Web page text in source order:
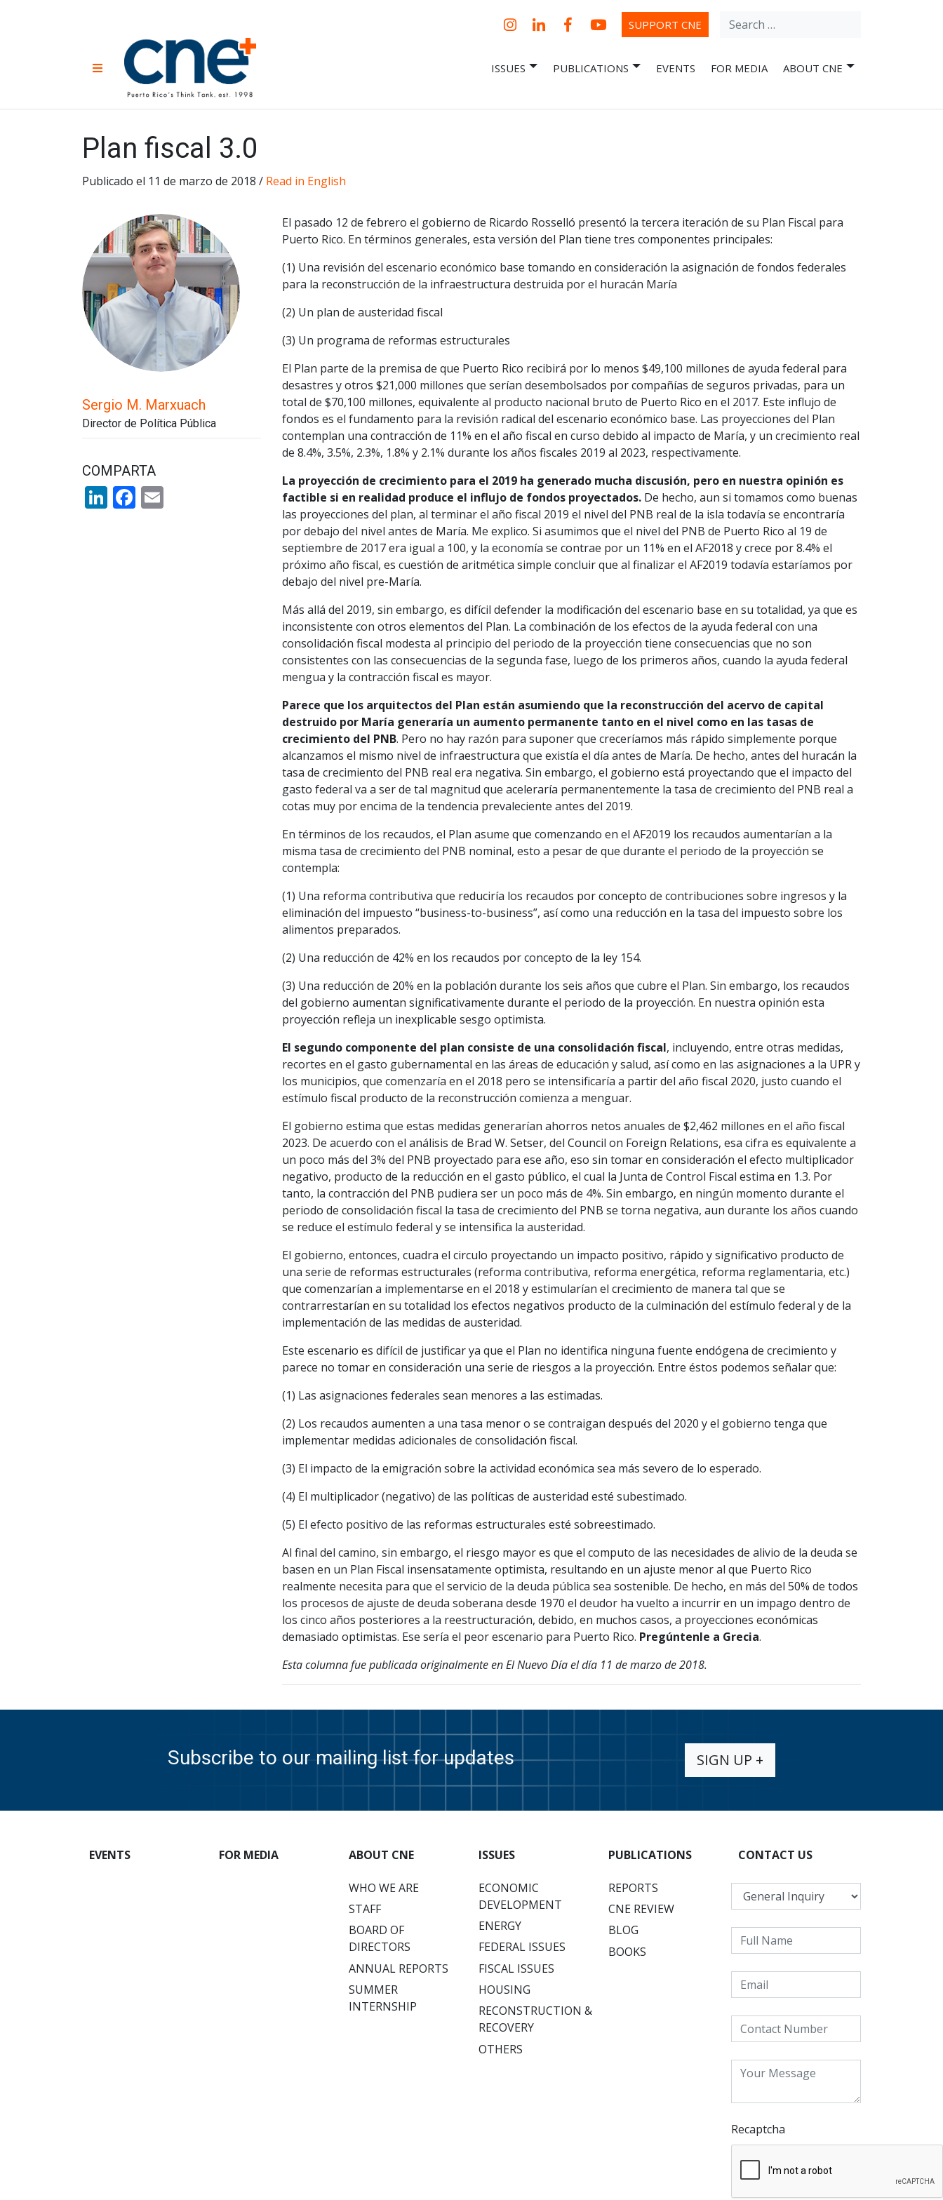
Instagram
LinkedInFacebookYouTubeSUPPORT CNE
Search
Una Nueva
ISSUES PUBLICATIONS EVENTS FOR MEDIA ABOUT CNE
Plan fiscal 3.0
Publicado el 11 de marzo de 2018 / Read in English
Sergio M. Marxuach
Director de Política Pública
COMPARTA
LinkedIn
Facebook
El pasado 12 de febrero el gobierno de Ricardo Rosselló presentó la tercera iteración de su Plan Fiscal para
Puerto Rico. En términos generales, esta versión del Plan tiene tres componentes principales:
(1) Una revisión del escenario económico base tomando en consideración la asignación de fondos federales
para la reconstrucción de la infraestructura destruida por el huracán María
(2) Un plan de austeridad fiscal
(3) Un programa de reformas estructurales
El Plan parte de la premisa de que Puerto Rico recibirá por lo menos $49,100 millones de ayuda federal para
desastres y otros $21,000 millones que serían desembolsados por compañías de seguros privadas, para un
total de $70,100 millones, equivalente al producto nacional bruto de Puerto Rico en el 2017. Este influjo de
fondos es el fundamento para la revisión radical del escenario económico base. Las proyecciones del Plan
contemplan una contracción de 11% en el año fiscal en curso debido al impacto de María, y un crecimiento real
de 8.4%, 3.5%, 2.3%, 1.8% y 2.1% durante los años fiscales 2019 al 2023, respectivamente.
La proyección de crecimiento para el 2019 ha generado mucha discusión, pero en nuestra opinión es
factible si en realidad produce el influjo de fondos proyectados. De hecho, aun si tomamos como buenas
las proyecciones del plan, al terminar el año fiscal 2019 el nivel del PNB real de la isla todavía se encontraría
por debajo del nivel antes de María. Me explico. Si asumimos que el nivel del PNB de Puerto Rico al 19 de
septiembre de 2017 era igual a 100, y la economía se contrae por un 11% en el AF2018 y crece por 8.4% el
próximo año fiscal, es cuestión de aritmética simple concluir que al finalizar el AF2019 todavía estaríamos por
debajo del nivel pre-María.
Más allá del 2019, sin embargo, es difícil defender la modificación del escenario base en su totalidad, ya que es
inconsistente con otros elementos del Plan. La combinación de los efectos de la ayuda federal con una
consolidación fiscal modesta al principio del periodo de la proyección tiene consecuencias que no son
consistentes con las consecuencias de la segunda fase, luego de los primeros años, cuando la ayuda federal
mengua y la contracción fiscal es mayor.
Parece que los arquitectos del Plan están asumiendo que la reconstrucción del acervo de capital
destruido por María generaría un aumento permanente tanto en el nivel como en las tasas de
crecimiento del PNB. Pero no hay razón para suponer que creceríamos más rápido simplemente porque
alcanzamos el mismo nivel de infraestructura que existía el día antes de María. De hecho, antes del huracán la
tasa de crecimiento del PNB real era negativa. Sin embargo, el gobierno está proyectando que el impacto del
gasto federal va a ser de tal magnitud que aceleraría permanentemente la tasa de crecimiento del PNB real a
cotas muy por encima de la tendencia prevaleciente antes del 2019.
En términos de los recaudos, el Plan asume que comenzando en el AF2019 los recaudos aumentarían a la
misma tasa de crecimiento del PNB nominal, esto a pesar de que durante el periodo de la proyección se
contempla:
(1) Una reforma contributiva que reduciría los recaudos por concepto de contribuciones sobre ingresos y la
eliminación del impuesto “business-to-business”, así como una reducción en la tasa del impuesto sobre los
alimentos preparados.
(2) Una reducción de 42% en los recaudos por concepto de la ley 154.
(3) Una reducción de 20% en la población durante los seis años que cubre el Plan. Sin embargo, los recaudos
del gobierno aumentan significativamente durante el periodo de la proyección. En nuestra opinión esta
proyección refleja un inexplicable sesgo optimista.
El segundo componente del plan consiste de una consolidación fiscal, incluyendo, entre otras medidas,
recortes en el gasto gubernamental en las áreas de educación y salud, así como en las asignaciones a la UPR y
los municipios, que comenzaría en el 2018 pero se intensificaría a partir del año fiscal 2020, justo cuando el
estímulo fiscal producto de la reconstrucción comienza a menguar.
El gobierno estima que estas medidas generarían ahorros netos anuales de $2,462 millones en el año fiscal
2023. De acuerdo con el análisis de Brad W. Setser, del Council on Foreign Relations, esa cifra es equivalente a
un poco más del 3% del PNB proyectado para ese año, eso sin tomar en consideración el efecto multiplicador
negativo, producto de la reducción en el gasto público, el cual la Junta de Control Fiscal estima en 1.3. Por
tanto, la contracción del PNB pudiera ser un poco más de 4%. Sin embargo, en ningún momento durante el
periodo de consolidación fiscal la tasa de crecimiento del PNB se torna negativa, aun durante los años cuando
se reduce el estímulo federal y se intensifica la austeridad.
El gobierno, entonces, cuadra el circulo proyectando un impacto positivo, rápido y significativo producto de
una serie de reformas estructurales (reforma contributiva, reforma energética, reforma reglamentaria, etc.)
que comenzarían a implementarse en el 2018 y estimularían el crecimiento de manera tal que se
contrarrestarían en su totalidad los efectos negativos producto de la culminación del estímulo federal y de la
implementación de las medidas de austeridad.
Este escenario es difícil de justificar ya que el Plan no identifica ninguna fuente endógena de crecimiento y
parece no tomar en consideración una serie de riesgos a la proyección. Entre éstos podemos señalar que:
(1) Las asignaciones federales sean menores a las estimadas.
(2) Los recaudos aumenten a una tasa menor o se contraigan después del 2020 y el gobierno tenga que
implementar medidas adicionales de consolidación fiscal.
(3) El impacto de la emigración sobre la actividad económica sea más severo de lo esperado.
(4) El multiplicador (negativo) de las políticas de austeridad esté subestimado.
(5) El efecto positivo de las reformas estructurales esté sobreestimado.
Al final del camino, sin embargo, el riesgo mayor es que el computo de las necesidades de alivio de la deuda se
basen en un Plan Fiscal insensatamente optimista, resultando en un ajuste menor al que Puerto Rico
realmente necesita para que el servicio de la deuda pública sea sostenible. De hecho, en más del 50% de todos
los procesos de ajuste de deuda soberana desde 1970 el deudor ha vuelto a incurrir en un impago dentro de
los cinco años posteriores a la reestructuración, debido, en muchos casos, a proyecciones económicas
demasiado optimistas. Ese sería el peor escenario para Puerto Rico. Pregúntenle a Grecia.
Esta columna fue publicada originalmente en El Nuevo Día el día 11 de marzo de 2018.
Subscribe to our mailing list for updates SIGN UP +
EVENTS FOR MEDIA ABOUT CNE
WHO WE ARE
STAFF
BOARD OF
DIRECTORS
ANNUAL REPORTS
SUMMER
INTERNSHIP
ISSUES
ECONOMIC
DEVELOPMENT
ENERGY
FEDERAL ISSUES
FISCAL ISSUES
HOUSING
RECONSTRUCTION &
RECOVERY
OTHERS
PUBLICATIONS
REPORTS
CNE REVIEW
BLOG
BOOKS
CONTACT US
Recaptcha